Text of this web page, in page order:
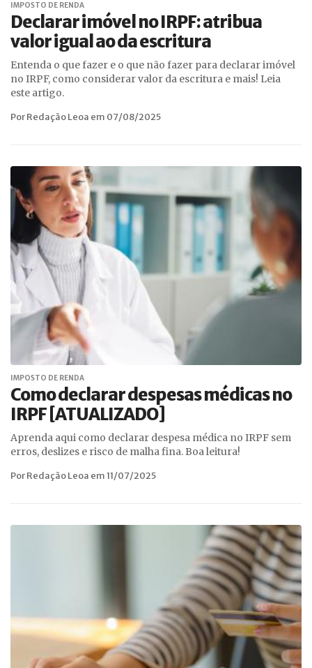
IMPOSTO DE RENDA
Declarar imóvel no IRPF: atribua
valor igual ao da escritura
Entenda o que fazer e o que não fazer para declarar imóvel
no IRPF, como considerar valor da escritura e mais! Leia
este artigo.
Por Redação Leoa em 07/08/2025
IMPOSTO DE RENDA
Como declarar despesas médicas no
IRPF [ATUALIZADO]
Aprenda aqui como declarar despesa médica no IRPF sem
erros, deslizes e risco de malha fina. Boa leitura!
Por Redação Leoa em 11/07/2025